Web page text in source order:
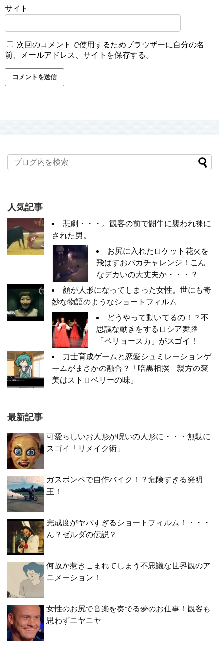
サイト
次回のコメントで使用するためブラウザーに自分の名
前、メールアドレス、サイトを保存する。
人気記事
悲劇・・・。観客の前で闘牛に襲われ裸に
された男。
お尻に入れたロケット花火を
飛ばすおバカチャレンジ！こん
なデカいの大丈夫か・・・？
顔が人形になってしまった女性。世にも奇
妙な物語のようなショートフィルム
どうやって動いてるの！？不
思議な動きをするロシア舞踏
「ベリョースカ」がスゴイ！
力士育成ゲームと恋愛シュミレーションゲ
ームがまさかの融合？「暗黒相撲 親方の褒
美はストロベリーの味」
最新記事
可愛らしいお人形が呪いの人形に・・・無駄に
スゴイ「リメイク術」
ガスボンベで自作バイク！？危険すぎる発明
王！
完成度がヤバすぎるショートフィルム！・・・
ん？ゼルダの伝説？
何故か惹きこまれてしまう不思議な世界観のア
ニメーション！
女性のお尻で音楽を奏でる夢のお仕事！観客も
思わずニヤニヤ